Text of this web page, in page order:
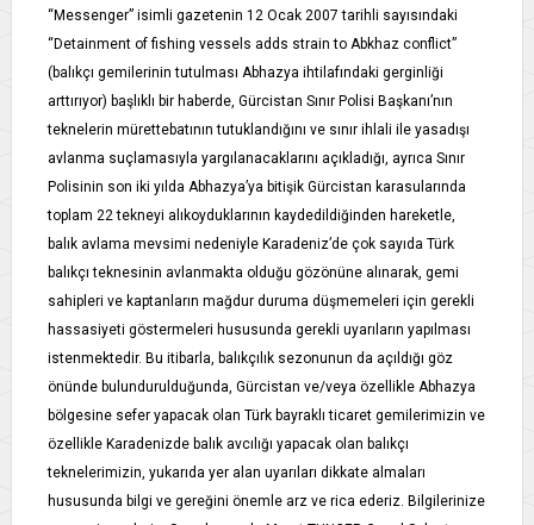
“Messenger” isimli gazetenin 12 Ocak 2007 tarihli sayısındaki
“Detainment of fishing vessels adds strain to Abkhaz conflict”
(balıkçı gemilerinin tutulması Abhazya ihtilafındaki gerginliği
arttırıyor) başlıklı bir haberde, Gürcistan Sınır Polisi Başkanı’nın
teknelerin mürettebatının tutuklandığını ve sınır ihlali ile yasadışı
avlanma suçlamasıyla yargılanacaklarını açıkladığı, ayrıca Sınır
Polisinin son iki yılda Abhazya’ya bitişik Gürcistan karasularında
toplam 22 tekneyi alıkoyduklarının kaydedildiğinden hareketle,
balık avlama mevsimi nedeniyle Karadeniz’de çok sayıda Türk
balıkçı teknesinin avlanmakta olduğu gözönüne alınarak, gemi
sahipleri ve kaptanların mağdur duruma düşmemeleri için gerekli
hassasiyeti göstermeleri hususunda gerekli uyarıların yapılması
istenmektedir. Bu itibarla, balıkçılık sezonunun da açıldığı göz
önünde bulundurulduğunda, Gürcistan ve/veya özellikle Abhazya
bölgesine sefer yapacak olan Türk bayraklı ticaret gemilerimizin ve
özellikle Karadenizde balık avcılığı yapacak olan balıkçı
teknelerimizin, yukarıda yer alan uyarıları dikkate almaları
hususunda bilgi ve gereğini önemle arz ve rica ederiz. Bilgilerinize